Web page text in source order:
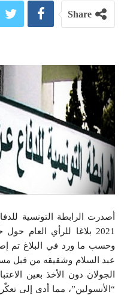
Share
2021 بلاغا للرأي العام
وحسب ما ورد في البلاغ تم
عبد السلام وشقيقه من قبل
الجولان دون الأخذ بعين
“الأنسولين”، مما أدى إلى